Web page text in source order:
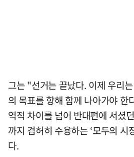
그는 "선거는 끝났다. 이제 우리
의 목표를 향해 함께 나아가야 한
역적 차이를 넘어 반대편에 서셨
까지 겸허히 수용하는 ‘모두의 시
다.